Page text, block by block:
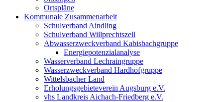
Ortspläne
Kommunale Zusammenarbeit
Schulverband Aindling
Schulverband Willprechtszell
Abwasserzweckverband Kabisbachgruppe
Energiepotenzialanalyse
Wasserverband Lechraingruppe
Wasserzweckverband Hardhofgruppe
Wittelsbacher Land
Erholungsgebieteverein Augsburg e.V.
vhs Landkreis Aichach-Friedberg e.V.